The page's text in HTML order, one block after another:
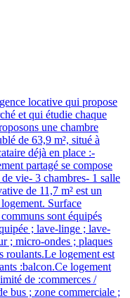
locative qui propose
et qui étudie chaque
une chambre
de 63,9 m², situé à
déjà en place :-
partagé se compose
vie- 3 chambres- 1 salle
de 11,7 m² est un
Surface
sont équipés
; lave-linge ; lave-
; micro-ondes ; plaques
roulants.Le logement est
:balcon.Ce logement
de :commerces /
bus ; zone commerciale ;